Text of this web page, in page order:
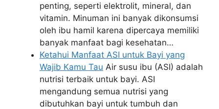
penting, seperti elektrolit, mineral, dan
vitamin. Minuman ini banyak dikonsumsi
oleh ibu hamil karena dipercaya memiliki
banyak manfaat bagi kesehatan…
Ketahui Manfaat ASI untuk Bayi yang
Wajib Kamu Tau Air susu ibu (ASI) adalah
nutrisi terbaik untuk bayi. ASI
mengandung semua nutrisi yang
dibutuhkan bayi untuk tumbuh dan